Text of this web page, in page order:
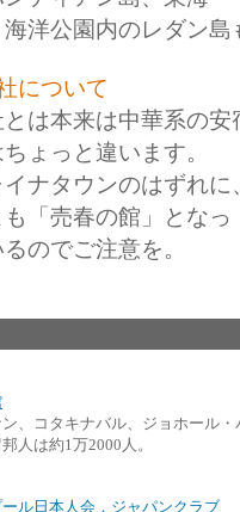
海洋公園内のレダン
について
は本来は中華系の
ょっと違います。
イナタウンのはずれ
も「売春の館」となっ
のでご注意を。
、コタキナバル、ジョホール・
人は約1万2000人。
ル日本人会．ジャパンクラブ